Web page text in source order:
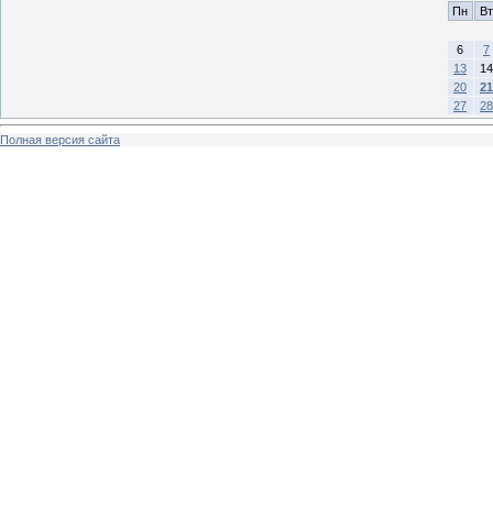
Пн Вт
6
7
13
14
20
21
27
28
Полная версия сайта